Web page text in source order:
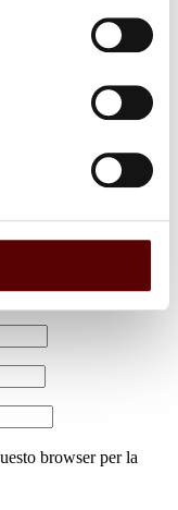
browser per la